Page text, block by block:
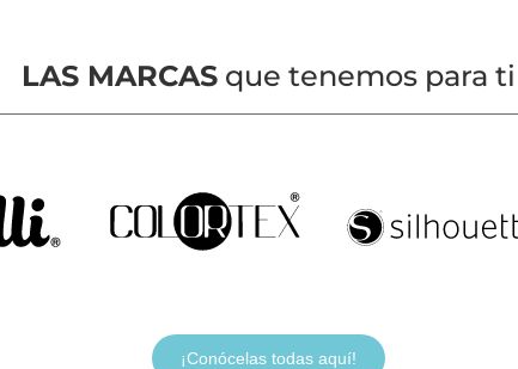
LAS MARCASque tenemos para ti
¡Conócelas todas aquí!